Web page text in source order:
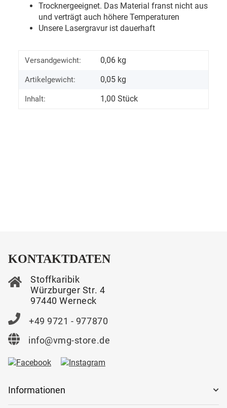
Trocknergeeignet. Das Material franst nicht aus
und verträgt auch höhere Temperaturen
Unsere Lasergravur ist dauerhaft
Versandgewicht: 0,06 kg
Artikelgewicht: 0,05 kg
Inhalt: 1,00 Stück
KONTAKTDATEN
Stoffkaribik
Würzburger Str. 4
97440 Werneck
+49 9721 - 977870
info@vmg-store.de
Informationen